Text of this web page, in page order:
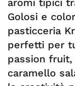
aromi tipici
Golosi e
pasticceria
perfetti per
passion
caramello